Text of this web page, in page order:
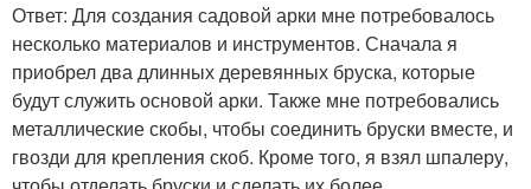
Ответ: Для создания садовой арки мне потребовалось
несколько материалов и инструментов. Сначала я
приобрел два длинных деревянных бруска, которые
будут служить основой арки. Также мне потребовались
металлические скобы, чтобы соединить бруски вместе, и
гвозди для крепления скоб. Кроме того, я взял шпалеру,